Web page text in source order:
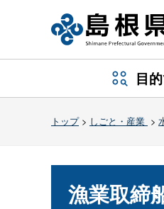
目
トップ> しごと・産業 >
漁業取締